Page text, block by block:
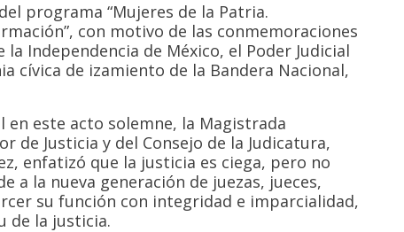
programa “Mujeres de la Patria.
con motivo de las conmemoraciones
Independencia de México, el Poder Judicial
cívica de izamiento de la Bandera Nacional,
este acto solemne, la Magistrada
de Justicia y del Consejo de la Judicatura,
enfatizó que la justicia es ciega, pero no
a la nueva generación de juezas, jueces,
su función con integridad e imparcialidad,
de la justicia.